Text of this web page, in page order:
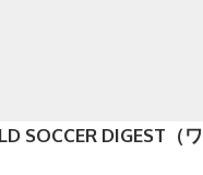
SOCCER DIGEST